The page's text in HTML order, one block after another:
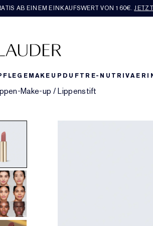
AB EINEM EINKAUFSWERT VON 160€​.
MAKEUP DUFT RE-NUTRIV
Make-up / Lippenstift